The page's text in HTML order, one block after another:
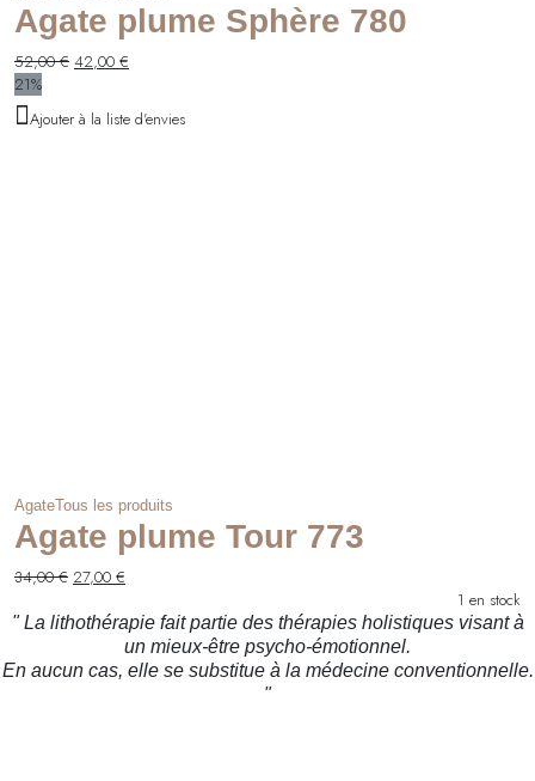
Agate plume Sphère 780
52,00€ Le
était :
42,00 €
est :
21%
Ajouter à la liste d'envies
AgateTous les produits
Agate plume Tour 773
34,00€ Le
initial
34,00 €.
27,00 €
actuel
est :
27,00 €.
1 en stock
" La lithothérapie fait partie des thérapies holistiques visant à
un mieux-être psycho-émotionnel.
En aucun cas, elle se substitue à la médecine conventionnelle.
"